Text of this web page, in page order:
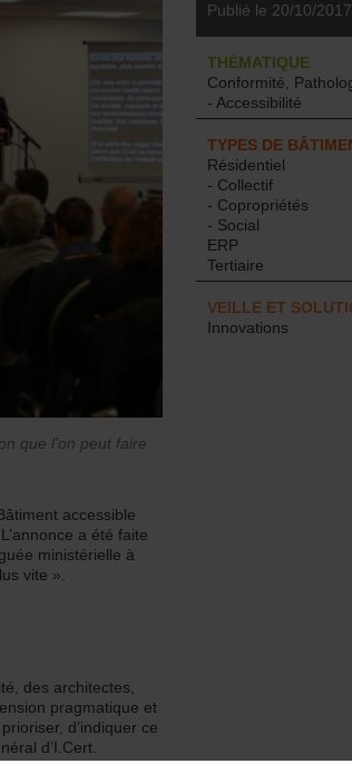
que l’on peut faire
accessible
a été faite
ministérielle à
vite ».
des architectes,
pragmatique et
d’indiquer ce
d’I.Cert.
Publié le 20/10/2017
THÉMATIQUE
Conformité,
- Accessibilité
TYPES DE
Résidentiel
- Collectif
- Copropriétés
- Social
ERP
Tertiaire
VEILLE ET
Innovations